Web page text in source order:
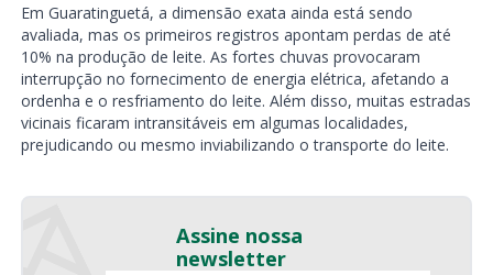
Em Guaratinguetá, a dimensão exata ainda está sendo
avaliada, mas os primeiros registros apontam perdas de até
10% na produção de leite. As fortes chuvas provocaram
interrupção no fornecimento de energia elétrica, afetando a
ordenha e o resfriamento do leite. Além disso, muitas estradas
vicinais ficaram intransitáveis em algumas localidades,
prejudicando ou mesmo inviabilizando o transporte do leite.
Assine nossa
newsletter